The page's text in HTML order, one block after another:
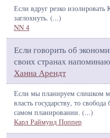
Если вдруг резко
заглохнуть. (...)
NN 4
Если говорить об
своих странах
Ханна Арендт
Если мы планируем слишком
власть государству, то
самом планировании. (...)
Карл Раймунд Поппер